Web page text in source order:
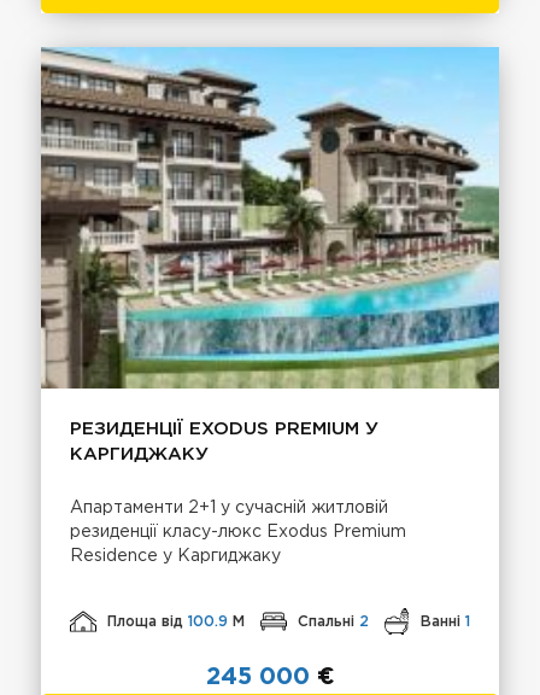
РЕЗИДЕНЦІЇ EXODUS PREMIUM У
КАРГИДЖАКУ
Апартаменти 2+1 у сучасній житловій
резиденції класу-люкс Exodus Premium
Residence у Каргиджаку
Площа від100.9 М Спальні 2 Ванні 1
245 000 €